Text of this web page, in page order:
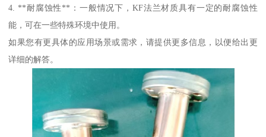
4. **耐腐蚀性**：一般情况下，KF法兰材质具有一定的耐腐蚀性
能，可在一些特殊环境中使用。
如果您有更具体的应用场景或需求，请提供更多信息，以便给出更
详细的解答。